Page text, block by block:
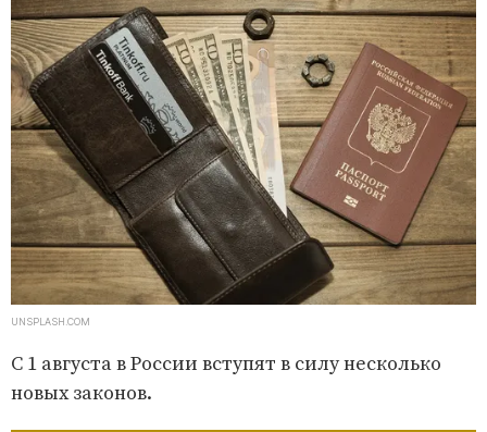
UNSPLASH.COM
С 1 августа в России вступят в силу несколько
новых законов.